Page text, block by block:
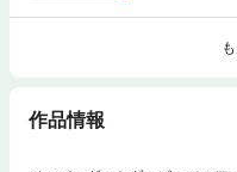
作品情報